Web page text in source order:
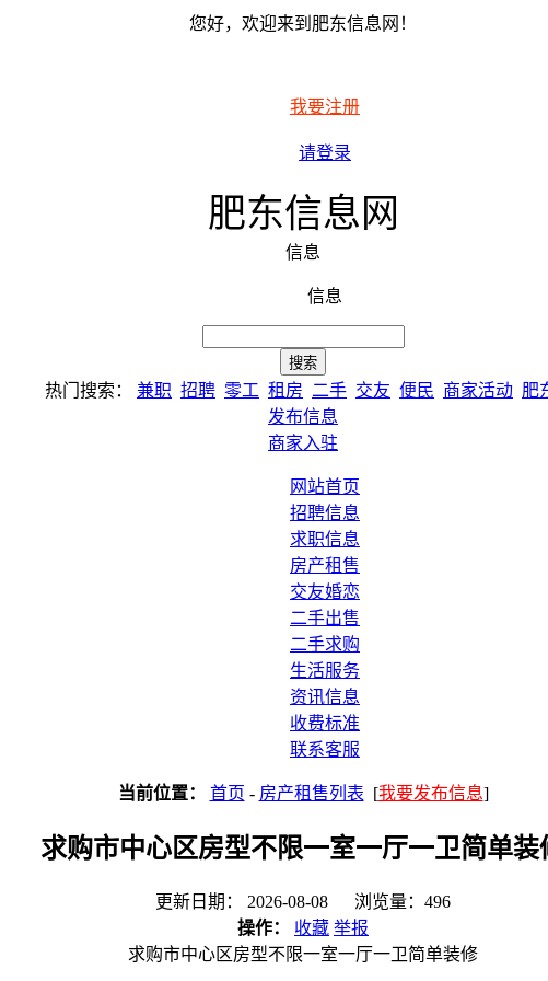
您好，欢迎来到肥东信息网！
我要注册
请登录
肥东信息网
信息
信息
热门搜索： 兼职 招聘 零工 租房 二手 交友 便民 商家活动 肥
发布信息
商家入驻
网站首页
招聘信息
求职信息
房产租售
交友婚恋
二手出售
二手求购
生活服务
资讯信息
收费标准
联系客服
当前位置： 首页 - 房产租售列表 [我要发布信息]
求购市中心区房型不限一室一厅一卫简单装
更新日期： 2026-08-08 浏览量：496
操作：
收藏 举报
求购市中心区房型不限一室一厅一卫简单装修